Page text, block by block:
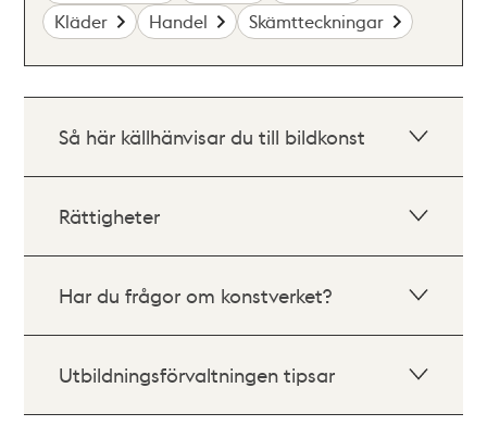
Kläder Handel Skämtteckningar
Så här källhänvisar du till bildkonst
Rättigheter
Har du frågor om konstverket?
Utbildningsförvaltningen tipsar